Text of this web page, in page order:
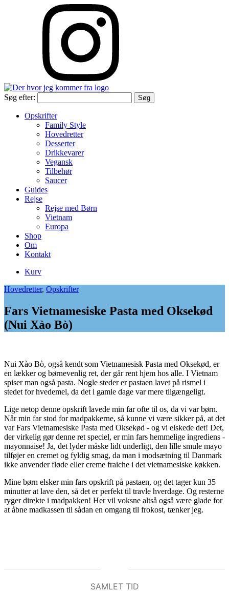
Søg efter:
Opskrifter
Family Style
Hovedretter
Desserter
Drikkevarer
Vegansk
Tilbehør
Saucer
Guides
Rejse
Rejse med Børn
Vietnam
Europa
Shop
Om
Kontakt
Kurv
Hovedretter, Opskrifter
Fars Vietnamesiske Pasta med Oksekød
(Nui Xào Bò)
Nui Xào Bò, også kendt som Vietnamesisk Pasta med Oksekød, er
en lækker og børnevenlig ret, der går rent hjem hos alle. I Vietnam
spiser man også pasta. Nogle steder er pastaen lavet på rismel i
stedet for hvedemel, da det i gamle dage var mere tilgængeligt.
Lige netop denne opskrift lavede min far ofte til os, da vi var børn.
Når min far stod for madpakkerne, så kunne vi være sikker på, at det
var Fars Vietnamesiske Pasta med Oksekød - og vi elskede det! Det,
der virkelig gør denne ret speciel, er min fars hemmelige ingrediens -
mayonnaise! Ja, det lyder måske lidt underligt, den lille smule mayo
tilføjer en cremet og fyldig smag, da man i modsætning til Danmark
ikke anvender fløde eller creme fraiche i det vietnamesiske køkken.
Mine børn elsker min fars opskrift på pastaen, og det tager kun 35
minutter at lave den, så det er perfekt til travle hverdage. Og resterne
ryger direkte i madpakken! Her vil voksne altså også være glade for
at åbne madkassen til sådan en omgang til frokost, tænker jeg.
SAMLET TID